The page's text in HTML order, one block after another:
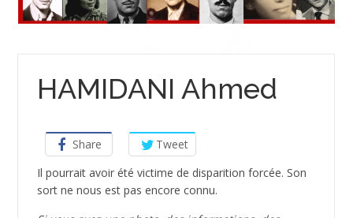
HAMIDANI Ahmed
Share
Tweet
Il pourrait avoir été victime de disparition forcée. Son
sort ne nous est pas encore connu.